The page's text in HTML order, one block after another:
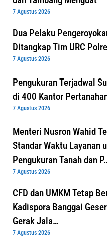
7 Agustus 2026
Dua Pelaku
Ditangkap Tim URC
7 Agustus 2026
Pengukuran Terjadwal
di 400 Kantor
7 Agustus 2026
Menteri Nusron Wahid
Standar Waktu Layanan
Pengukuran Tanah dan
7 Agustus 2026
CFD dan UMKM Tetap
Kadispora Banggai
Gerak Jala…
7 Agustus 2026